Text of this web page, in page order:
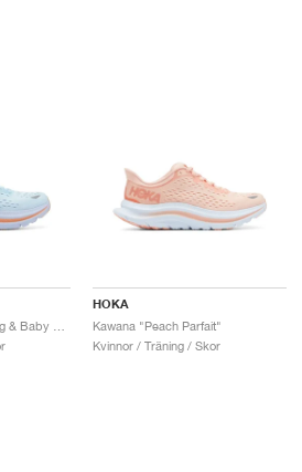
HOKA
Kawana "Peach Parfait"
Kvinnor / Träning / Skor